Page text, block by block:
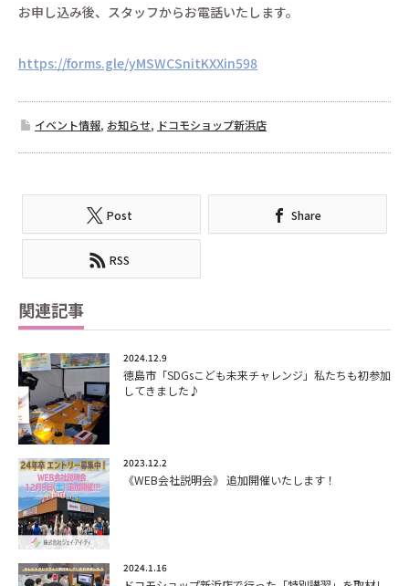
お申し込み後、スタッフからお電話いたします。
https://forms.gle/yMSWCSnitKXXin598
イベント情報, お知らせ, ドコモショップ新浜店
Post Share
RSS
関連記事
2024.12.9
徳島市「SDGsこども未来チャレンジ」私たちも初参加
してきました♪
2023.12.2
《WEB会社説明会》 追加開催いたします！
2024.1.16